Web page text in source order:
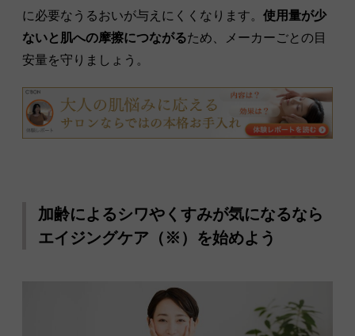
に必要なうるおいが与えにくくなります。 使用量が少
ないと肌への摩擦につながるため、メーカーごとの目
安量を守りましょう。
加齢によるシワやくすみが気になるなら
エイジングケア（※）を始めよう